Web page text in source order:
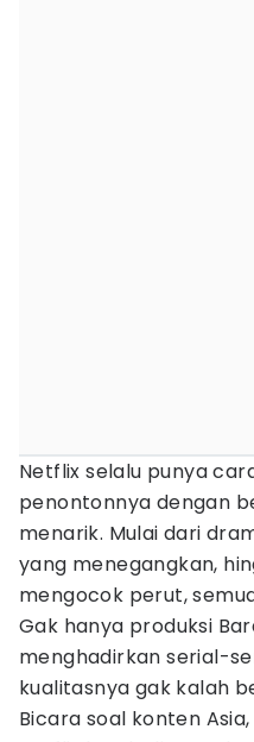
Netflix selalu punya
penontonnya dengan
menarik. Mulai dari
yang menegangkan,
mengocok perut,
Gak hanya produksi
menghadirkan serial-
kualitasnya gak kalah
Bicara soal konten